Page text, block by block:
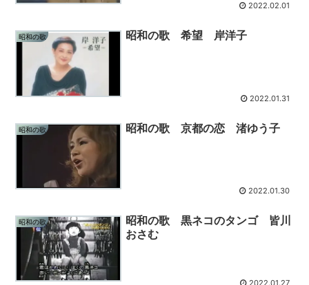
2022.02.01
昭和の歌 昭和の歌 希望 岸洋子
2022.01.31
昭和の歌 昭和の歌 京都の恋 渚ゆう子
2022.01.30
昭和の歌
昭和の歌 黒ネコのタンゴ 皆川
おさむ